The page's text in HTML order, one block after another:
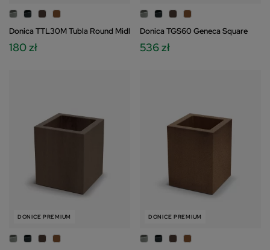
Donica TTL30M Tubla Round Midl
180 zł
Donica TGS60 Geneca Square
536 zł
DONICE PREMIUM DONICE PREMIUM